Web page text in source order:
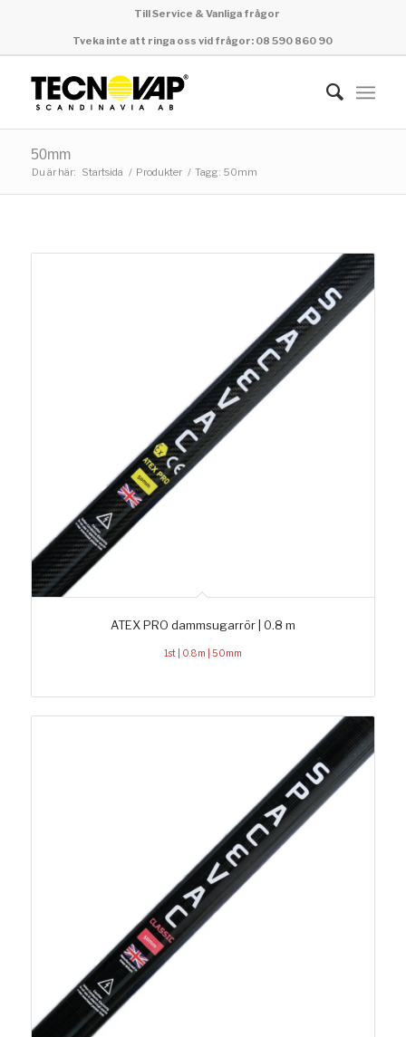
Till Service & Vanliga frågor
Tveka inte att ringa oss vid frågor: 08 590 860 90
50mm
Du är här: Startsida / Produkter / Tagg: 50mm
ATEX PRO dammsugarrör | 0.8 m
1st | 0.8m | 50mm